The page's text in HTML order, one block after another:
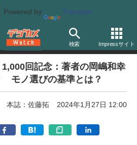
Powered by Translate
検索 Impressサイト
」
回記念：著者の岡嶋和幸
モノ選びの基準とは？
本誌：佐藤拓 2024年1月27日 12:00